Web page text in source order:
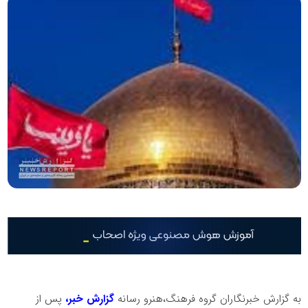
به گزارش خبرنگاران گروه فرهنگ،هنرو رسانهگزارش خبر، پس از